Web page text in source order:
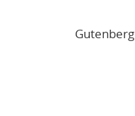
Gutenberg